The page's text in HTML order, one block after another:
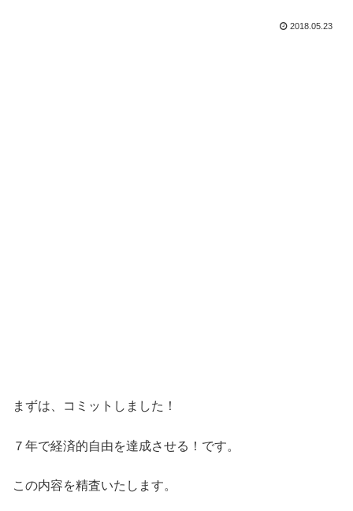
2018.05.23
まずは、コミットしました！
７年で経済的自由を達成させる！です。
この内容を精査いたします。